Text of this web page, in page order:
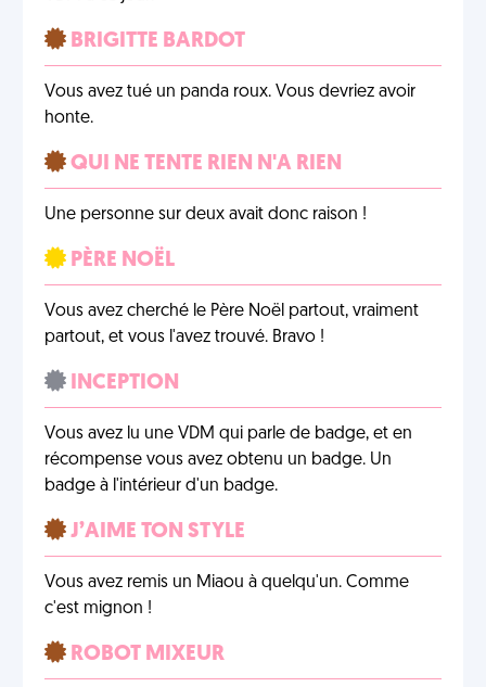
BRIGITTE BARDOT
Vous avez tué un panda roux. Vous devriez avoir
honte.
QUI NE TENTE RIEN N'A RIEN
Une personne sur deux avait donc raison !
PÈRE NOËL
Vous avez cherché le Père Noël partout, vraiment
partout, et vous l'avez trouvé. Bravo !
INCEPTION
Vous avez lu une VDM qui parle de badge, et en
récompense vous avez obtenu un badge. Un
badge à l'intérieur d'un badge.
J’AIME TON STYLE
Vous avez remis un Miaou à quelqu'un. Comme
c'est mignon !
ROBOT MIXEUR